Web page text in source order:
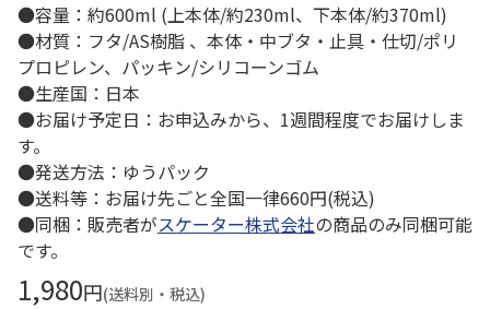
●容量：約600ml (上本体/約230ml、下本体/約370ml)
●材質：フタ/AS樹脂 、本体・中ブタ・止具・仕切/ポリ
プロピレン、パッキン/シリコーンゴム
●生産国：日本
●お届け予定日：お申込みから、1週間程度でお届けしま
す。
●発送方法：ゆうパック
●送料等：お届け先ごと全国一律660円(税込)
●同梱：販売者がスケーター株式会社の商品のみ同梱可能
です。
1,980円(送料別・税込)